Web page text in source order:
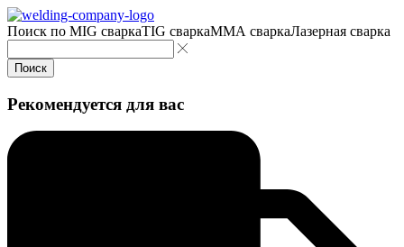
Поиск по MIG сваркаTIG сваркаMMA сваркаЛазерная сварка
Поиск
Рекомендуется для вас